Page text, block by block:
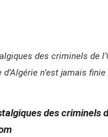
des criminels de
n’est jamais finie
des criminels